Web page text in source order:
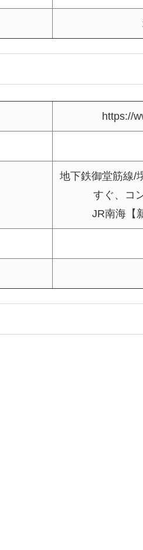
https://
地下鉄御堂筋線/
すぐ、コ
JR南海【